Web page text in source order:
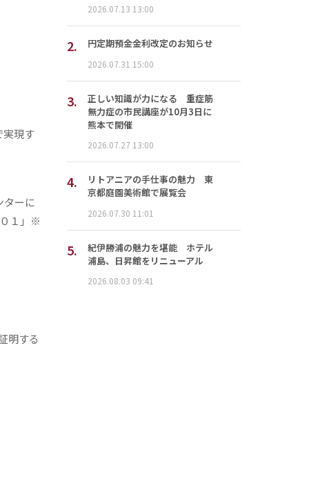
現す
ーに
１」※
明する
2026.07.13 13:00
2. 円定期預金金利改定のお知らせ
2026.07.31 15:00
3.
正しい知識が力になる 重症筋
無力症の市民講座が10月3日に
熊本で開催
2026.07.27 13:00
4.
リトアニアの手仕事の魅力 東
京都庭園美術館で展覧会
2026.07.30 11:01
5.
紀伊勝浦の魅力を堪能 ホテル
浦島、日昇館をリニューアル
2026.08.03 09:41